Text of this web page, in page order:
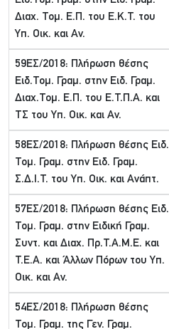
Διαχ. Τομ. Ε.Π. του Ε.Κ.Τ. του
Υπ. Οικ. και Αν.
59ΕΣ/2018: Πλήρωση θέσης
Ειδ.Τομ. Γραμ. στην Ειδ. Γραμ.
Διαχ.Τομ. Ε.Π. του Ε.Τ.Π.Α. και
ΤΣ του Υπ. Οικ. και Αν.
58ΕΣ/2018: Πλήρωση θέσης Ειδ.
Τομ. Γραμ. στην Ειδ. Γραμ.
Σ.Δ.Ι.Τ. του Υπ. Οικ. και Ανάπτ.
57ΕΣ/2018: Πλήρωση θέσης Ειδ.
Τομ. Γραμ. στην Ειδική Γραμ.
Συντ. και Διαχ. Πρ.Τ.Α.Μ.Ε. και
Τ.Ε.Α. και Άλλων Πόρων του Υπ.
Οικ. και Αν.
54ΕΣ/2018: Πλήρωση θέσης
Τομ. Γραμ. της Γεν. Γραμ.